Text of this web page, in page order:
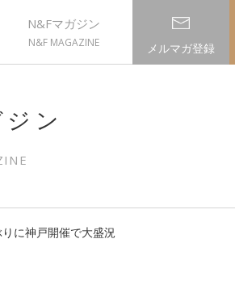
N&Fマガジン
N&F MAGAZINE メルマガ登録
ン
に神戸開催で大盛況